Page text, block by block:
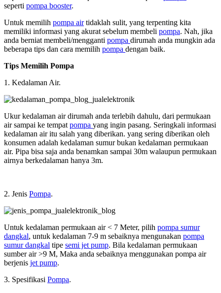
seperti pompa booster.
Untuk memilih pompa airtidaklah sulit, yang terpenting kita
memiliki informasi yang akurat sebelum membeli pompa. Nah, jika
anda berniat membeli/mengganti pompa dirumah anda mungkin ada
beberapa tips dan cara memilih pompa dengan baik.
Tips Memilih Pompa
1. Kedalaman Air.
Ukur kedalaman air dirumah anda terlebih dahulu, dari permukaan
air sampai ke tempat pompa yang ingin pasang. Seringkali informasi
kedalaman air itu salah yang diberikan. yang sering diberikan oleh
konsumen adalah kedalaman sumur bukan kedalaman permukaan
air. Pipa bisa saja anda benamkan sampai 30m walaupun permukaan
airnya berkedalaman hanya 3m.
2. Jenis Pompa.
Untuk kedalaman permukaan air < 7 Meter, pilih pompa sumur
dangkal, untuk kedalaman 7-9 m sebaiknya mengunakan pompa
sumur dangkal tipe semi jet pump. Bila kedalaman permukaan
sumber air >9 M, Maka anda sebaiknya menggunakan pompa air
berjenis jet pump.
3. Spesifikasi Pompa.